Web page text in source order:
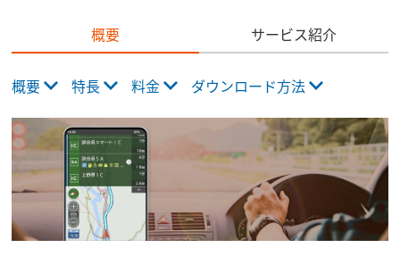
概要 サービス紹介
概要 特長 料金 ダウンロード方法